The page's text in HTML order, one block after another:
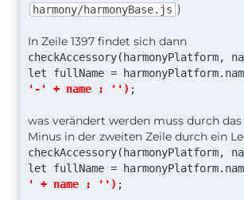
harmony/harmonyBase.js )
In Zeile 1397 findet sich dann
checkAccessory(harmonyPlatform,
let fullName =
'-' + name : '') ;
was verändert werden muss durch das
Minus in der zweiten Zeile durch ein
checkAccessory(harmonyPlatform,
let fullName =
' + name : '') ;